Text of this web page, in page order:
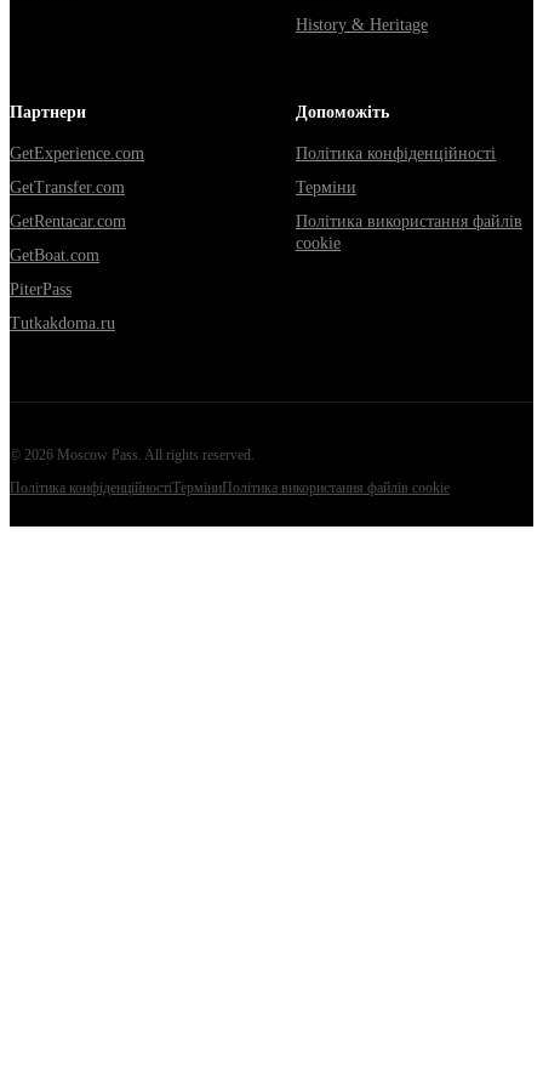
History & Heritage
Партнери
GetExperience.com
GetTransfer.com
GetRentacar.com
GetBoat.com
PiterPass
Tutkakdoma.ru
Допоможіть
Політика конфіденційності
Терміни
Політика використання файлів
cookie
© 2026 Moscow Pass . All rights reserved.
Політика конфіденційностіТерміниПолітика використання файлів cookie